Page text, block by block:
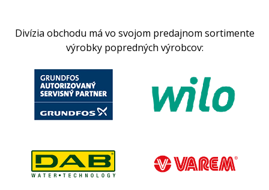
Divízia obchodu má vo svojom predajnom sortimente
výrobky popredných výrobcov: